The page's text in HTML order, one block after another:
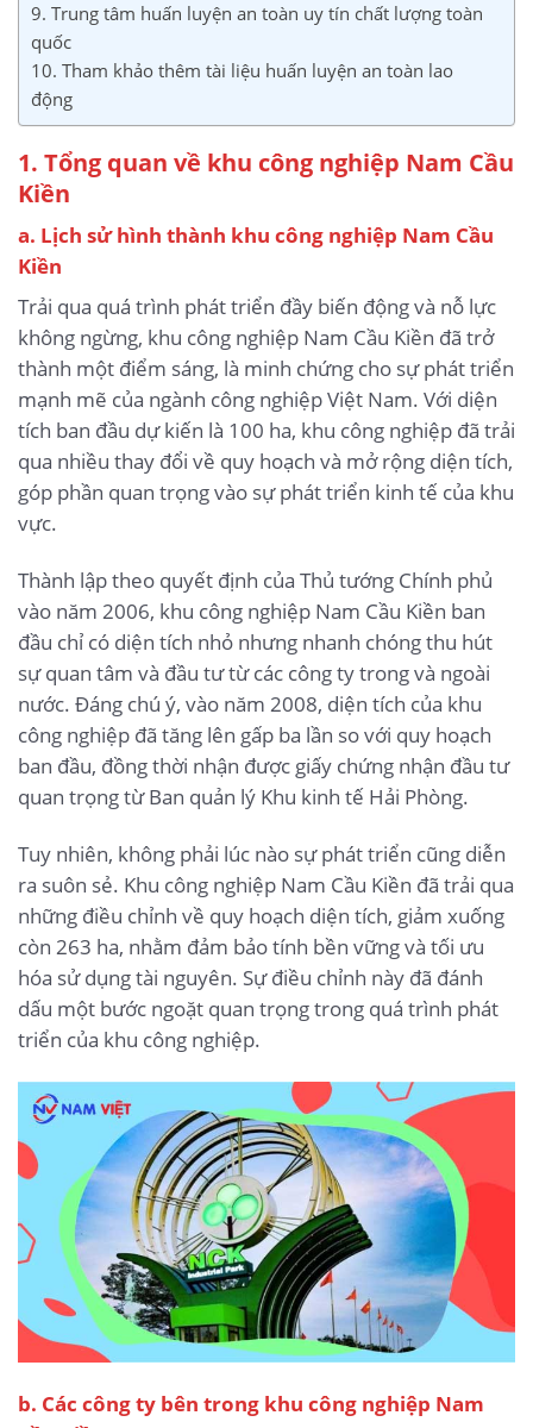
9. Trung tâm huấn luyện an toàn uy tín chất lượng toàn
quốc
10. Tham khảo thêm tài liệu huấn luyện an toàn lao
động
1. Tổng quan về khu công nghiệp Nam Cầu
Kiền
a. Lịch sử hình thành khu công nghiệp Nam Cầu
Kiền
Trải qua quá trình phát triển đầy biến động và nỗ lực
không ngừng, khu công nghiệp Nam Cầu Kiền đã trở
thành một điểm sáng, là minh chứng cho sự phát triển
mạnh mẽ của ngành công nghiệp Việt Nam. Với diện
tích ban đầu dự kiến là 100 ha, khu công nghiệp đã trải
qua nhiều thay đổi về quy hoạch và mở rộng diện tích,
góp phần quan trọng vào sự phát triển kinh tế của khu
vực.
Thành lập theo quyết định của Thủ tướng Chính phủ
vào năm 2006, khu công nghiệp Nam Cầu Kiền ban
đầu chỉ có diện tích nhỏ nhưng nhanh chóng thu hút
sự quan tâm và đầu tư từ các công ty trong và ngoài
nước. Đáng chú ý, vào năm 2008, diện tích của khu
công nghiệp đã tăng lên gấp ba lần so với quy hoạch
ban đầu, đồng thời nhận được giấy chứng nhận đầu tư
quan trọng từ Ban quản lý Khu kinh tế Hải Phòng.
Tuy nhiên, không phải lúc nào sự phát triển cũng diễn
ra suôn sẻ. Khu công nghiệp Nam Cầu Kiền đã trải qua
những điều chỉnh về quy hoạch diện tích, giảm xuống
còn 263 ha, nhằm đảm bảo tính bền vững và tối ưu
hóa sử dụng tài nguyên. Sự điều chỉnh này đã đánh
dấu một bước ngoặt quan trọng trong quá trình phát
triển của khu công nghiệp.
b. Các công ty bên trong khu công nghiệp Nam